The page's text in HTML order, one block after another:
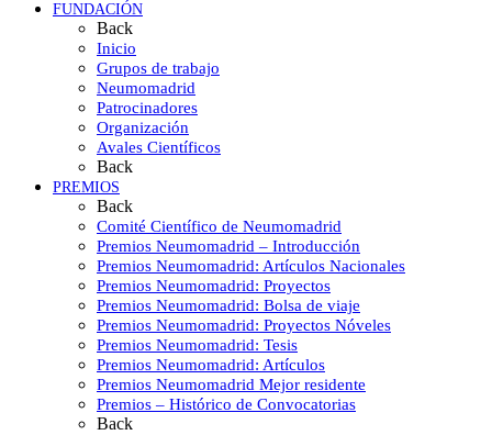
FUNDACIÓN
Back
Inicio
Grupos de trabajo
Neumomadrid
Patrocinadores
Organización
Avales Científicos
Back
PREMIOS
Back
Comité Científico de Neumomadrid
Premios Neumomadrid – Introducción
Premios Neumomadrid: Artículos Nacionales
Premios Neumomadrid: Proyectos
Premios Neumomadrid: Bolsa de viaje
Premios Neumomadrid: Proyectos Nóveles
Premios Neumomadrid: Tesis
Premios Neumomadrid: Artículos
Premios Neumomadrid Mejor residente
Premios – Histórico de Convocatorias
Back